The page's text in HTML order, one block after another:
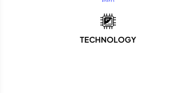
TECHNOLOGY